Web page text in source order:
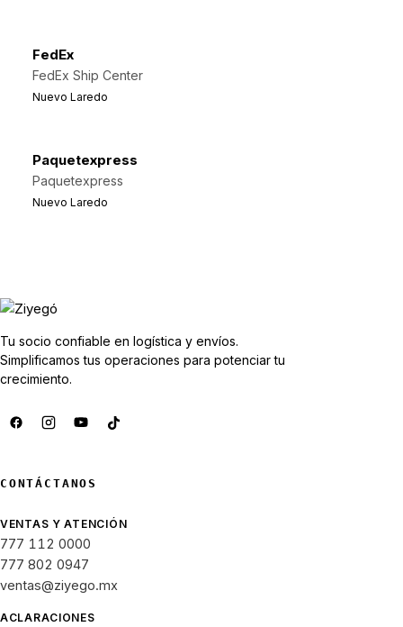
FedEx
FedEx Ship Center
Nuevo Laredo
Paquetexpress
Paquetexpress
Nuevo Laredo
Tu socio confiable en logística y envíos.
Simplificamos tus operaciones para potenciar tu
crecimiento.
CONTÁCTANOS
VENTAS Y ATENCIÓN
777 112 0000
777 802 0947
ventas@ziyego.mx
ACLARACIONES